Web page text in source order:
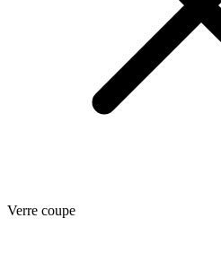
Verre coupe